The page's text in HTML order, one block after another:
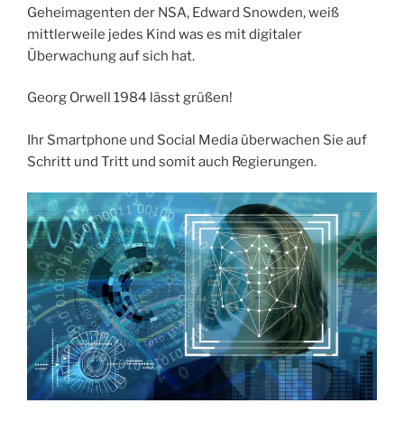
Geheimagenten der NSA, Edward Snowden, weiß
mittlerweile jedes Kind was es mit digitaler
Überwachung auf sich hat.
Georg Orwell 1984 lässt grüßen!
Ihr Smartphone und Social Media überwachen Sie auf
Schritt und Tritt und somit auch Regierungen.